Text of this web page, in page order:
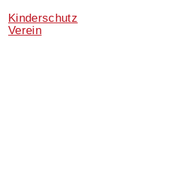
Kinderschutz
Verein